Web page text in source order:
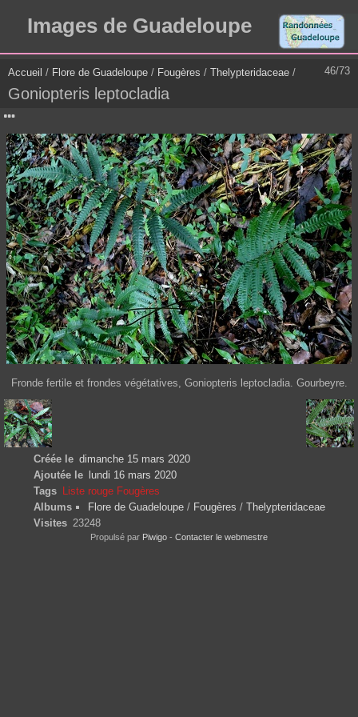
Images de Guadeloupe
46/73
Accueil / Flore de Guadeloupe / Fougères / Thelypteridaceae /
Goniopteris leptocladia
Fronde fertile et frondes végétatives, Goniopteris leptocladia. Gourbeyre.
Créée le dimanche 15 mars 2020
Ajoutée le
lundi 16 mars 2020
Tags Liste rouge Fougères
Albums
Flore de Guadeloupe/ Fougères / Thelypteridaceae
Visites 23248
Propulsé par Piwigo - Contacter le webmestre